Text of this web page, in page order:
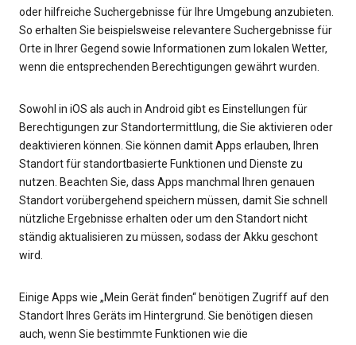
oder hilfreiche Suchergebnisse für Ihre Umgebung anzubieten.
So erhalten Sie beispielsweise relevantere Suchergebnisse für
Orte in Ihrer Gegend sowie Informationen zum lokalen Wetter,
wenn die entsprechenden Berechtigungen gewährt wurden.
Sowohl in iOS als auch in Android gibt es Einstellungen für
Berechtigungen zur Standortermittlung, die Sie aktivieren oder
deaktivieren können. Sie können damit Apps erlauben, Ihren
Standort für standortbasierte Funktionen und Dienste zu
nutzen. Beachten Sie, dass Apps manchmal Ihren genauen
Standort vorübergehend speichern müssen, damit Sie schnell
nützliche Ergebnisse erhalten oder um den Standort nicht
ständig aktualisieren zu müssen, sodass der Akku geschont
wird.
Einige Apps wie „Mein Gerät finden“ benötigen Zugriff auf den
Standort Ihres Geräts im Hintergrund. Sie benötigen diesen
auch, wenn Sie bestimmte Funktionen wie die